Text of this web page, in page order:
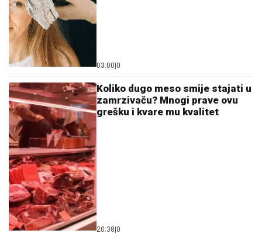
03:00|0
Koliko dugo meso smije stajati u
zamrzivaču? Mnogi prave ovu
grešku i kvare mu kvalitet
20:38|0